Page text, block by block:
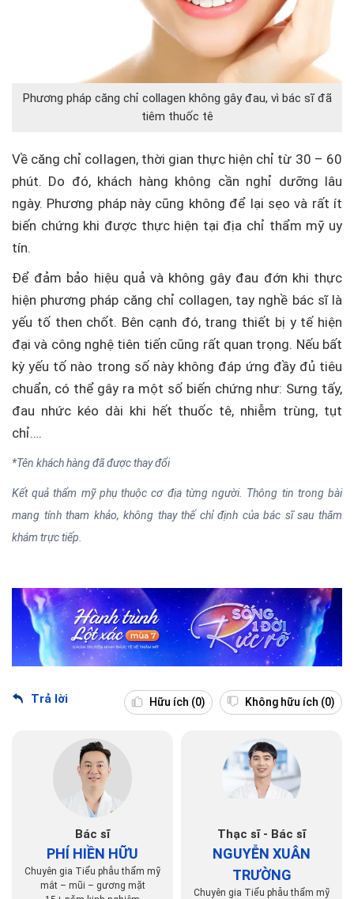
Phương pháp căng chỉ collagen không gây đau, vì bác sĩ đã
tiêm thuốc tê
Về căng chỉ collagen, thời gian thực hiện chỉ từ 30 – 60
phút. Do đó, khách hàng không cần nghỉ dưỡng lâu
ngày. Phương pháp này cũng không để lại sẹo và rất ít
biến chứng khi được thực hiện tại địa chỉ thẩm mỹ uy
tín.
Để đảm bảo hiệu quả và không gây đau đớn khi thực
hiện phương pháp căng chỉ collagen, tay nghề bác sĩ là
yếu tố then chốt. Bên cạnh đó, trang thiết bị y tế hiện
đại và công nghệ tiên tiến cũng rất quan trọng. Nếu bất
kỳ yếu tố nào trong số này không đáp ứng đầy đủ tiêu
chuẩn, có thể gây ra một số biến chứng như: Sưng tấy,
đau nhức kéo dài khi hết thuốc tê, nhiễm trùng, tụt
chỉ….
*Tên khách hàng đã được thay đổi
Kết quả thẩm mỹ phụ thuộc cơ địa từng người. Thông tin trong bài
mang tính tham khảo, không thay thế chỉ định của bác sĩ sau thăm
khám trực tiếp.
Trả lời Hữu ích (0) Không hữu ích (0)
Bác sĩ
PHÍ HIỀN HỮU
Chuyên gia Tiểu phẫu thẩm mỹ
mắt – mũi – gương mặt
Thạc sĩ - Bác sĩ
NGUYỄN XUÂN
TRƯỜNG
Chuyên gia Tiểu phẫu thẩm mỹ